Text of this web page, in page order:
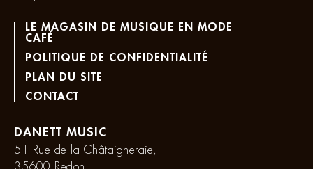
LE MAGASIN DE MUSIQUE EN MODE
CAFÉ
POLITIQUE DE CONFIDENTIALITÉ
PLAN DU SITE
CONTACT
DANETT MUSIC
51 Rue de la Châtaigneraie,
35600 Redon